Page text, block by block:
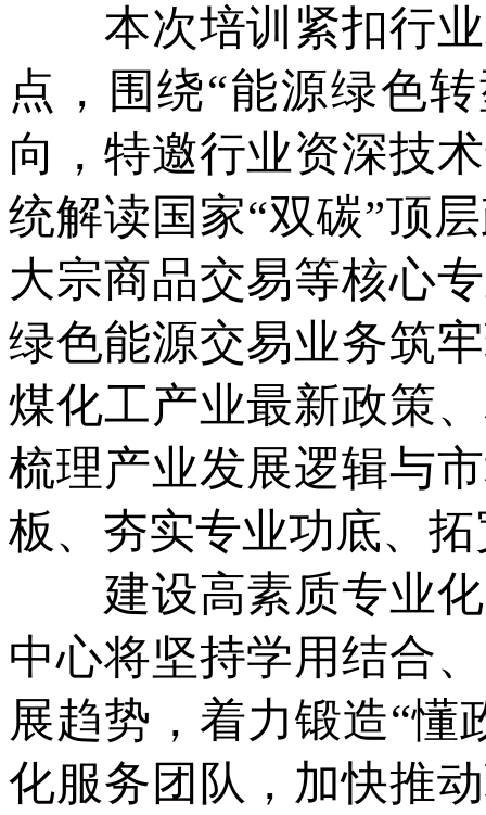
本次培训紧扣行业
点，围绕“能源绿色
向，特邀行业资深技
统解读国家“双碳”顶
大宗商品交易等核心
绿色能源交易业务筑
煤化工产业最新政策
梳理产业发展逻辑与
板、夯实专业功底、
建设高素质专业化
中心将坚持学用结合
展趋势，着力锻造“懂
化服务团队，加快推